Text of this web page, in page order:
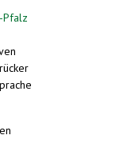
Pfalz